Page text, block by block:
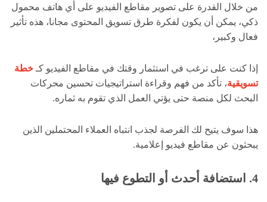
من خلال القدرة على تصوير مقاطع الفيديو على أي هاتف محمول
ذكي، يمكن أن يكون لفكرة طرق تسويق المحتوى مجانا، هذه تأثير
فعال وكبير،
إذا كنت على ترغب في استثمار وقتك في مقاطع الفيديو كـ خطة
تسويقية، تأكد من فهم وقراءة استراتيجيات تحسين محركات
البحث لكل منصة حتى يؤتي العمل الذي تقوم به ثماره.
هذا سوف يتيح لك الفرصة لجذب انتباه العملاء المحتملين الذين
يبحثون عن مقاطع فيديو إعلامية.
4. استضافة أحدث أو التطوع فيها